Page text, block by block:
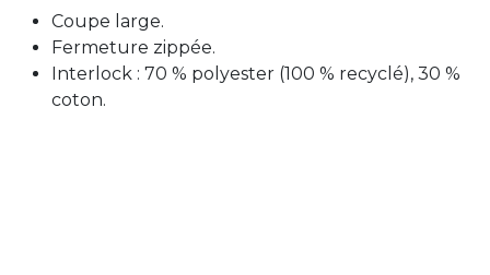
Coupe large.
Fermeture zippée.
Interlock : 70 % polyester (100 % recyclé), 30 %
coton.